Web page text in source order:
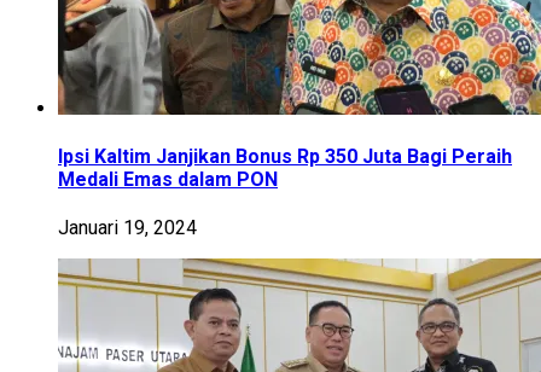
Ipsi Kaltim Janjikan Bonus Rp 350 Juta Bagi Peraih
Medali Emas dalam PON
Januari 19, 2024